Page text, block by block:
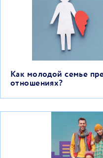
Как молодой семье
отношениях?